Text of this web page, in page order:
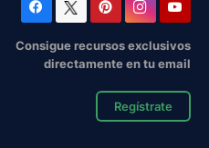
Consigue recursos exclusivos
directamente en tu email
Regístrate